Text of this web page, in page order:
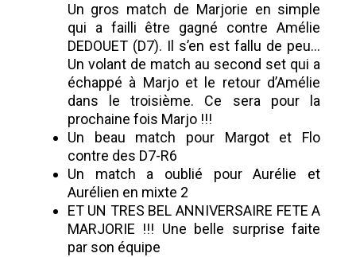
Un gros match de Marjorie en simple
qui a failli être gagné contre Amélie
DEDOUET (D7). Il s’en est fallu de peu…
Un volant de match au second set qui a
échappé à Marjo et le retour d’Amélie
dans le troisième. Ce sera pour la
prochaine fois Marjo !!!
Un beau match pour Margot et Flo
contre des D7-R6
Un match a oublié pour Aurélie et
Aurélien en mixte 2
ET UN TRES BEL ANNIVERSAIRE FETE A
MARJORIE !!! Une belle surprise faite
par son équipe